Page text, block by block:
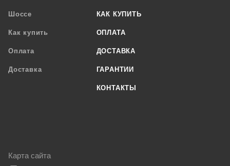
Шоссе
Как купить
Оплата
Доставка
КАК КУПИТЬ
ОПЛАТА
ДОСТАВКА
ГАРАНТИИ
КОНТАКТЫ
Карта сайта